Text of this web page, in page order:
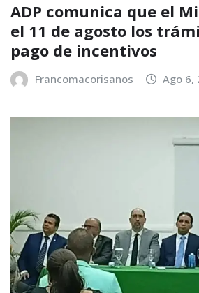
ADP comunica que el
el 11 de agosto los
pago de incentivos
Francomacorisanos Ago 6,